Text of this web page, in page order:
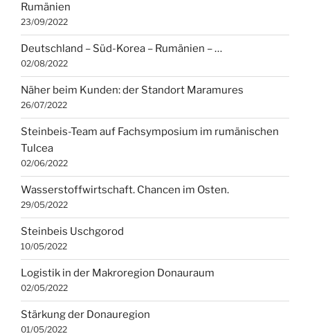
Rumänien
23/09/2022
Deutschland – Süd-Korea – Rumänien – …
02/08/2022
Näher beim Kunden: der Standort Maramures
26/07/2022
Steinbeis-Team auf Fachsymposium im rumänischen
Tulcea
02/06/2022
Wasserstoffwirtschaft. Chancen im Osten.
29/05/2022
Steinbeis Uschgorod
10/05/2022
Logistik in der Makroregion Donauraum
02/05/2022
Stärkung der Donauregion
01/05/2022